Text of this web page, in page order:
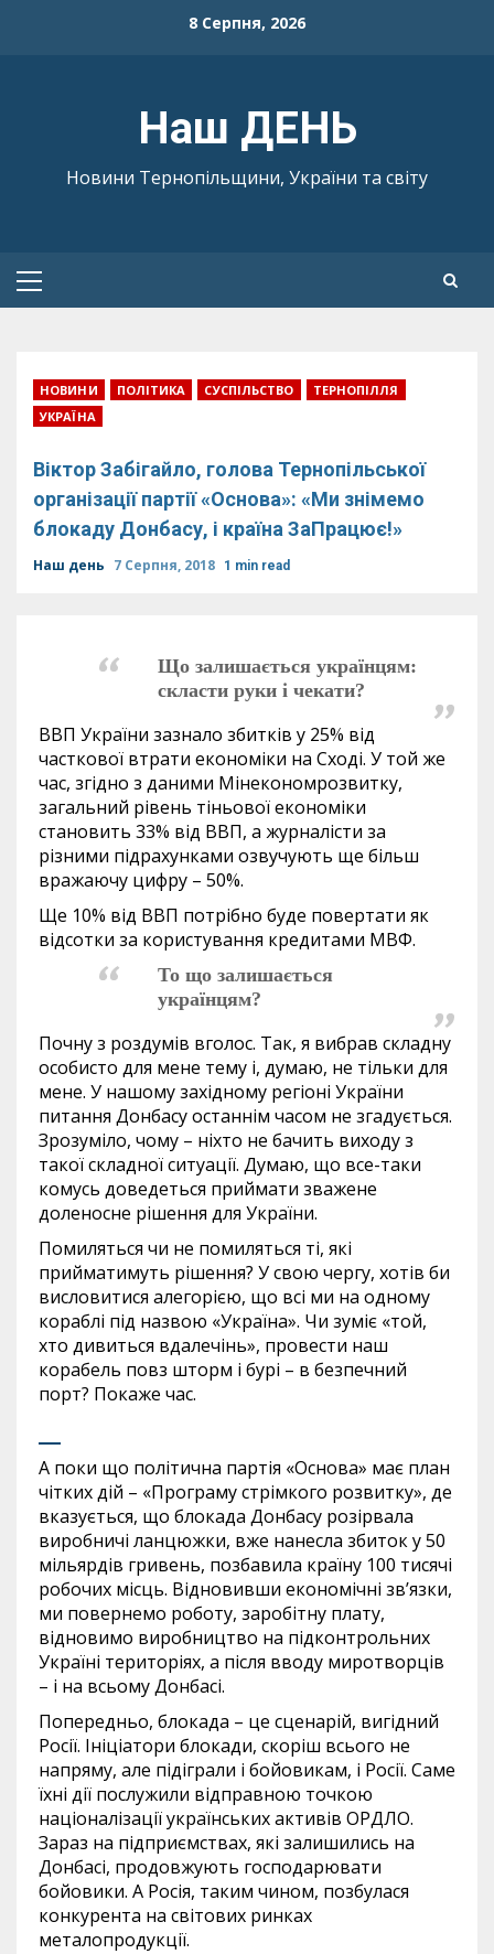
8 Серпня, 2026
Наш ДЕНЬ
Новини Тернопільщини, України та світу
Primary
НОВИНИ ПОЛІТИКА СУСПІЛЬСТВО
ТЕРНОПІЛЛЯ
УКРАЇНА
Віктор Забігайло, голова Тернопільської
організації партії «Основа»: «Ми знімемо
блокаду Донбасу, і країна ЗаПрацює!»
Наш день 7 Серпня, 2018 1 min read
Що залишається українцям:
скласти руки і чекати?
ВВП України зазнало збитків у 25% від
часткової втрати економіки на Сході. У той же
час, згідно з даними Мінекономрозвитку,
загальний рівень тіньової економіки
становить 33% від ВВП, а журналісти за
різними підрахунками озвучують ще більш
вражаючу цифру – 50%.
Ще 10% від ВВП потрібно буде повертати як
відсотки за користування кредитами МВФ.
То що залишається
українцям?
Почну з роздумів вголос. Так, я вибрав складну
особисто для мене тему і, думаю, не тільки для
мене. У нашому західному регіоні України
питання Донбасу останнім часом не згадується.
Зрозуміло, чому – ніхто не бачить виходу з
такої складної ситуації. Думаю, що все-таки
комусь доведеться приймати зважене
доленосне рішення для України.
Помиляться чи не помиляться ті, які
прийматимуть рішення? У свою чергу, хотів би
висловитися алегорією, що всі ми на одному
кораблі під назвою «Україна». Чи зуміє «той,
хто дивиться вдалечінь», провести наш
корабель повз шторм і бурі – в безпечний
порт? Покаже час.
А поки що політична партія «Основа» має план
чітких дій – «Програму стрімкого розвитку», де
вказується, що блокада Донбасу розірвала
виробничі ланцюжки, вже нанесла збиток у 50
мільярдів гривень, позбавила країну 100 тисячі
робочих місць. Відновивши економічні зв’язки,
ми повернемо роботу, заробітну плату,
відновимо виробництво на підконтрольних
Україні територіях, а після вводу миротворців
– і на всьому Донбасі.
Попередньо, блокада – це сценарій, вигідний
Росії. Ініціатори блокади, скоріш всього не
напряму, але підіграли і бойовикам, і Росії. Саме
їхні дії послужили відправною точкою
націоналізації українських активів ОРДЛО.
Зараз на підприємствах, які залишились на
Донбасі, продовжують господарювати
бойовики. А Росія, таким чином, позбулася
конкурента на світових ринках
металопродукції.